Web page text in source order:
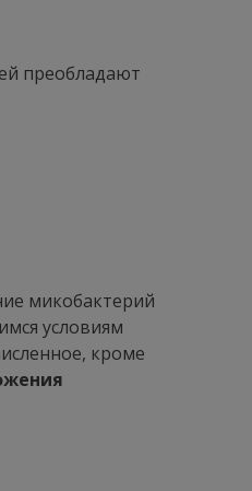
преобладают
микобактерий
условиям
кроме